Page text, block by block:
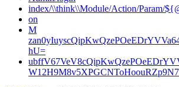
index/\\think\\Module/Action/Param/
on
M
hU=